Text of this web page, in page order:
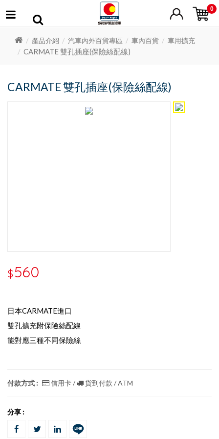
0
產品介紹 汽車內外百貨專區 車內百貨 車用擴充
CARMATE 雙孔插座(保險絲配線)
CARMATE 雙孔插座(保險絲配線)
$560
日本CARMATE進口
雙孔擴充附保險絲配線
能對應三種不同保險絲
付款方式 : 信用卡 / 貨到付款 / ATM
分享 :